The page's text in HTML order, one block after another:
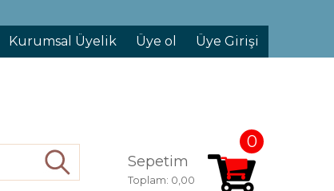
Kurumsal Üyelik Üye ol Üye Girişi
Sepetim
0
Toplam: 0,00